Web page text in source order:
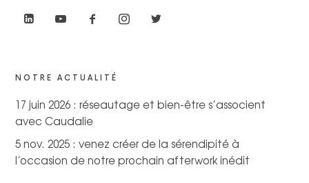
NOTRE ACTUALITÉ
17 juin 2026 : réseautage et bien-être s’associent
avec Caudalie
5 nov. 2025 : venez créer de la sérendipité à
l’occasion de notre prochain afterwork inédit